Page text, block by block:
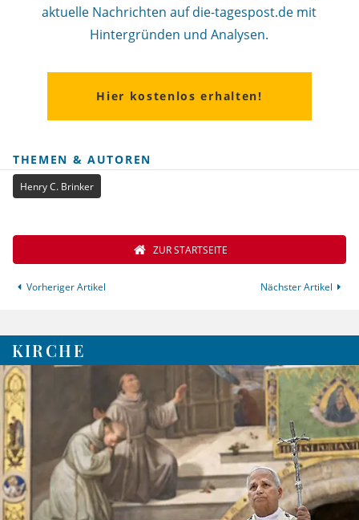
aktuelle Nachrichten auf die-tagespost.de mit
Hintergründen und Analysen.
Hier kostenlos erhalten!
THEMEN & AUTOREN
Henry C. Brinker
Vorheriger Artikel
ZUR STARTSEITE
Nächster Artikel
KIRCHE